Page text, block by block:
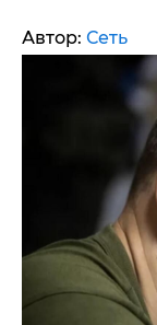
Автор: Сеть